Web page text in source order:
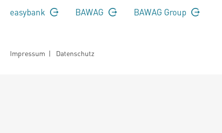
easybank BAWAG BAWAG Group
Impressum | Datenschutz